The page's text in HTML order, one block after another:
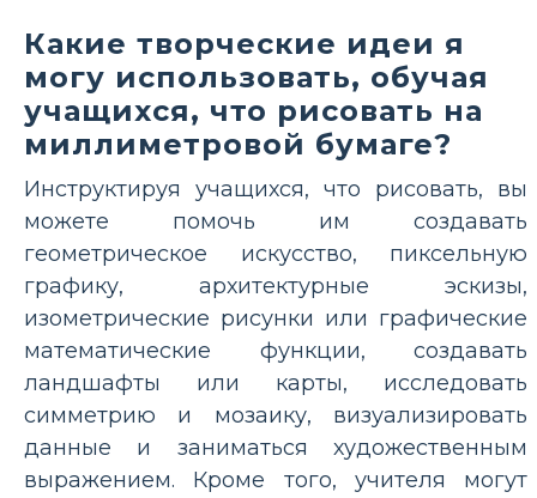
Какие творческие идеи я
могу использовать, обучая
учащихся, что рисовать на
миллиметровой бумаге?
Инструктируя учащихся, что рисовать, вы
можете помочь им создавать
геометрическое искусство, пиксельную
графику, архитектурные эскизы,
изометрические рисунки или графические
математические функции, создавать
ландшафты или карты, исследовать
симметрию и мозаику, визуализировать
данные и заниматься художественным
выражением. Кроме того, учителя могут